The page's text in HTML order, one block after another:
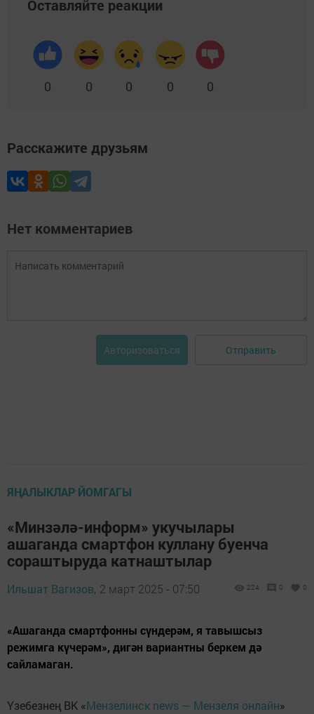
Оставляйте реакции
0 0 0 0 0
Расскажите друзьям
Нет комментариев
Авторизоваться Отправить
ЯҢАЛЫКЛАР ЙОМГАГЫ
«Минзәлә-информ» укучылары
ашаганда смартфон куллану буенча
сораштыруда катнаштылар
Ильшат Вагизов, 2 март 2025 - 07:50 224 0 0
«Ашаганда смартфонны сүндерәм, я тавышсыз
режимга күчерәм», дигән вариантны беркем дә
сайламаган.
Үзебезнең ВК «Мензелинск news — Мензеля онлайн»